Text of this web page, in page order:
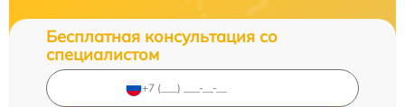
Бесплатная консультация со
специалистом